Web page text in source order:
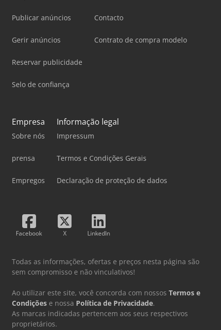
Publicar anúncios
Gerir anúncios
Reservar publicidade
Selo de confiança
Contacto
Contrato de compra modelo
Empresa
Sobre nós
prensa
Empregos
Informação legal
Impressum
Termos e Condições Gerais
Declaração de proteção de dados
Facebook X LinkedIn
Todas as informações, ofertas e preços nesta página são
sem compromisso e não vinculativos!
Ao utilizar este site, você concorda com nossos Termos e
Condições e nossa Política de Privacidade.
As marcas indicadas pertencem aos seus respectivos
proprietários.